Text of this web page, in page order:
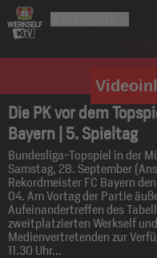
Die PK vor dem
Bayern | 5. Spieltag
Bundesliga-Topspiel in der
Samstag, 28. September
Rekordmeister FC Bayern
04. Am Vortag der Partie
Aufeinandertreffen des
zweitplatzierten Werkself
Medienvertretenden zur
11.30 Uhr...